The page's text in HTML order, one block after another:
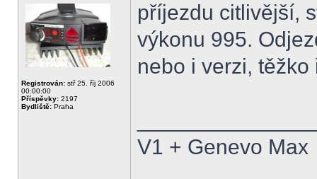
Registrován: stř 25. říj 2006
00:00:00
Příspěvky: 2197
Bydliště: Praha
příjezdu citlivější,
výkonu 995.
nebo i verzi, těžko
V1 + Genevo Max